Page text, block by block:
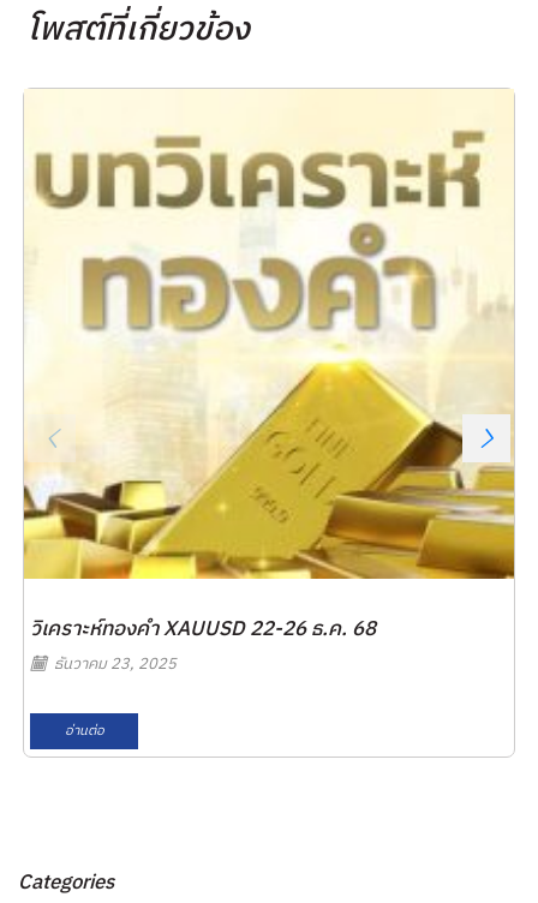
โพสต์ที่เกี่ยวข้อง
วิเคราะห์ทองคำ XAUUSD 22-26 ธ.ค. 68
ธันวาคม 23, 2025
อ่านต่อ
Categories